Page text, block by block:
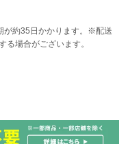
が約35日かかります。※配送
る場合がございます。